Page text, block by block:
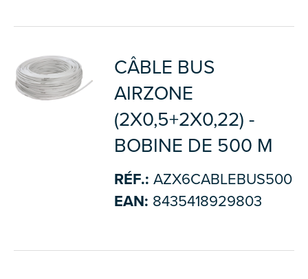
CÂBLE BUS
AIRZONE
(2X0,5+2X0,22) -
BOBINE DE 500 M
RÉF.: AZX6CABLEBUS500
EAN: 8435418929803